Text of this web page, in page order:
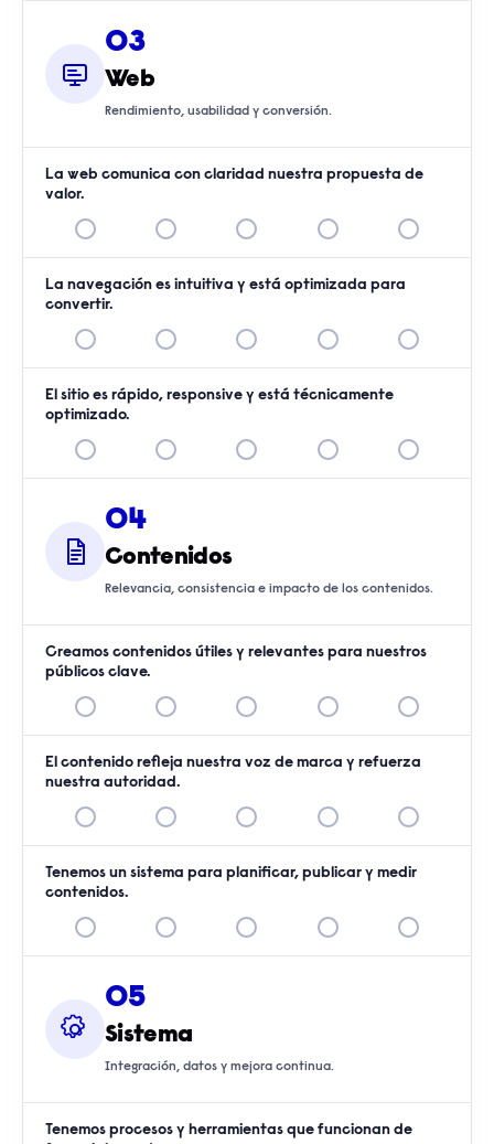
03
Web
Rendimiento, usabilidad y conversión.
La web comunica con claridad nuestra propuesta de
valor.
La navegación es intuitiva y está optimizada para
convertir.
El sitio es rápido, responsive y está técnicamente
optimizado.
04
Contenidos
Relevancia, consistencia e impacto de los contenidos.
Creamos contenidos útiles y relevantes para nuestros
públicos clave.
El contenido refleja nuestra voz de marca y refuerza
nuestra autoridad.
Tenemos un sistema para planificar, publicar y medir
contenidos.
05
Sistema
Integración, datos y mejora continua.
Tenemos procesos y herramientas que funcionan de